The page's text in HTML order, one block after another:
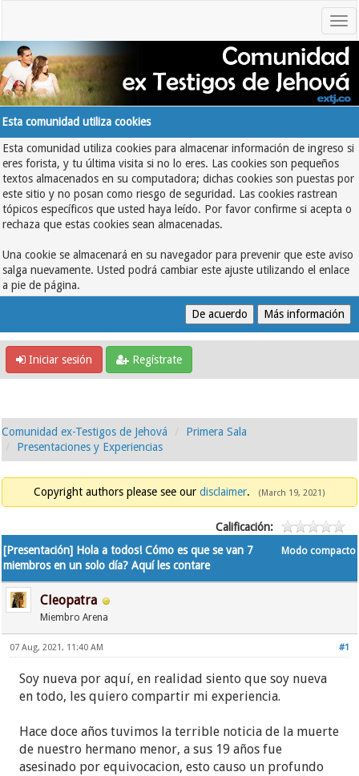
Esta comunidad utiliza cookies
Esta comunidad utiliza cookies para almacenar información de ingreso si
eres forista, y tu última visita si no lo eres. Las cookies son pequeños
textos almacenados en su computadora; dichas cookies son puestas por
este sitio y no posan como riesgo de seguridad. Las cookies rastrean
tópicos específicos que usted haya leído. Por favor confirme si acepta o
rechaza que estas cookies sean almacenadas.
Una cookie se almacenará en su navegador para prevenir que este aviso
salga nuevamente. Usted podrá cambiar este ajuste utilizando el enlace
a pie de página.
Iniciar sesión Regístrate
Comunidad ex-Testigos de Jehová
Primera Sala
Presentaciones y Experiencias
Copyright authors please see our disclaimer. (March 19, 2021)
Calificación:
Modo compacto
[Presentación] Hola a todos! Cómo es que se van 7
miembros en un solo día? Aquí les contare
Cleopatra
Miembro Arena
#1
07 Aug, 2021, 11:40 AM
Soy nueva por aquí, en realidad siento que soy nueva
en todo, les quiero compartir mi experiencia.
Hace doce años tuvimos la terrible noticia de la muerte
de nuestro hermano menor, a sus 19 años fue
asesinado por equivocacion, esto causo un profundo